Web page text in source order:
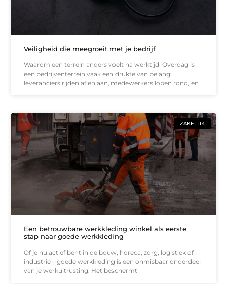
Veiligheid die meegroeit met je bedrijf
Waarom een terrein anders voelt na werktijd Overdag is
een bedrijventerrein vaak een drukte van belang:
leveranciers rijden af en aan, medewerkers lopen rond, en
ZAKELIJK
Een betrouwbare werkkleding winkel als eerste
stap naar goede werkkleding
Of je nu actief bent in de bouw, horeca, zorg, logistiek of
industrie – goede werkkleding is een onmisbaar onderdeel
van je werkuitrusting. Het beschermt